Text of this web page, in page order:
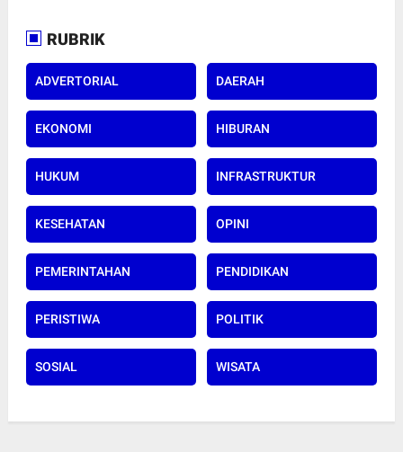
RUBRIK
ADVERTORIAL DAERAH
EKONOMI HIBURAN
HUKUM INFRASTRUKTUR
KESEHATAN OPINI
PEMERINTAHAN PENDIDIKAN
PERISTIWA POLITIK
SOSIAL WISATA